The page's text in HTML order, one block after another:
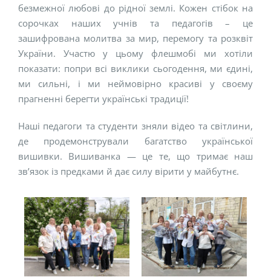
безмежної любові до рідної землі. Кожен стібок на
сорочках наших учнів та педагогів – це
зашифрована молитва за мир, перемогу та розквіт
України. Участю у цьому флешмобі ми хотіли
показати: попри всі виклики сьогодення, ми єдині,
ми сильні, і ми неймовірно красиві у своєму
прагненні берегти українські традиції!
Наші педагоги та студенти зняли відео та світлини,
де продемонстрували багатство української
вишивки. Вишиванка — це те, що тримає наш
зв’язок із предками й дає силу вірити у майбутнє.